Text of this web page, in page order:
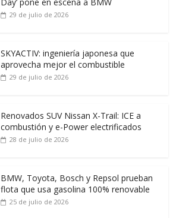
29 de julio de 2026
SKYACTIV: ingeniería japonesa que
aprovecha mejor el combustible
29 de julio de 2026
Renovados SUV Nissan X-Trail: ICE a
combustión y e-Power electrificados
28 de julio de 2026
BMW, Toyota, Bosch y Repsol prueban
flota que usa gasolina 100% renovable
25 de julio de 2026